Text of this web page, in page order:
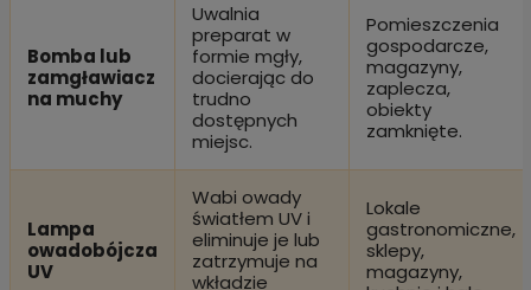
Bomba lub
zamgławiacz
na muchy
Uwalnia
preparat w
formie mgły,
docierając do
trudno
dostępnych
miejsc.
Pomieszczenia
gospodarcze,
magazyny,
zaplecza,
obiekty
zamknięte.
Lampa
owadobójcza
UV
Wabi owady
światłem UV i
eliminuje je lub
zatrzymuje na
wkładzie
Lokale
gastronomiczne,
sklepy,
magazyny,